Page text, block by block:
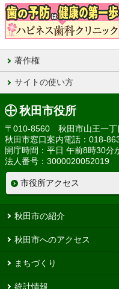
著作権
サイトの使い方
秋田市役所
〒010-8560 秋田市山王一丁
秋田市窓口案内電話：018-
開庁時間：平日 午前8時30分
法人番号：3000020052019
市役所アクセス
秋田市の紹介
秋田市へのアクセス
まちづくり
統計情報